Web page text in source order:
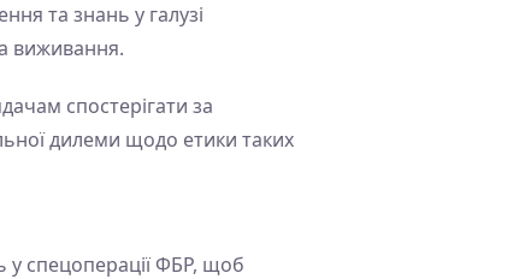
та знань у галузі
виживання.
спостерігати за
дилеми щодо етики таких
у спецоперації ФБР, щоб